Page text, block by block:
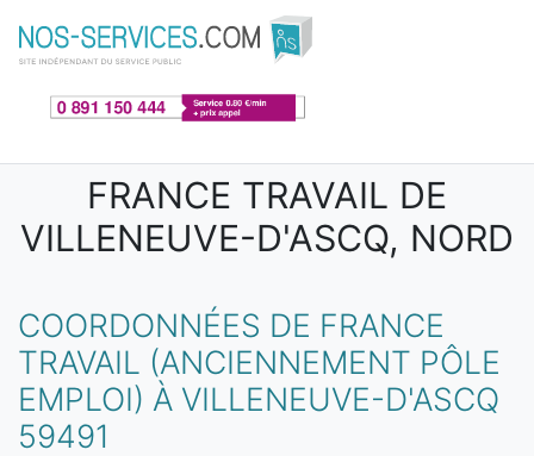
Aller au contenu principal
FRANCE TRAVAIL DE
VILLENEUVE-D'ASCQ, NORD
COORDONNÉES DE FRANCE
TRAVAIL (ANCIENNEMENT PÔLE
EMPLOI) À VILLENEUVE-D'ASCQ
59491